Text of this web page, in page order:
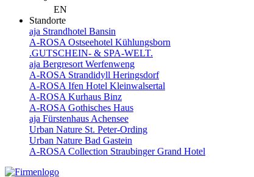
EN
Standorte
aja Strandhotel Bansin
A-ROSA Ostseehotel Kühlungsborn
.GUTSCHEIN- & SPA-WELT.
aja Bergresort Werfenweng
A-ROSA Strandidyll Heringsdorf
A-ROSA Ifen Hotel Kleinwalsertal
A-ROSA Kurhaus Binz
A-ROSA Gothisches Haus
aja Fürstenhaus Achensee
Urban Nature St. Peter-Ording
Urban Nature Bad Gastein
A-ROSA Collection Straubinger Grand Hotel